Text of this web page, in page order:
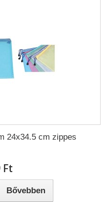
24x34.5 cm zippes
Ft‎
Bővebben